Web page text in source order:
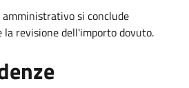
si conclude
revisione dell'importo dovuto.